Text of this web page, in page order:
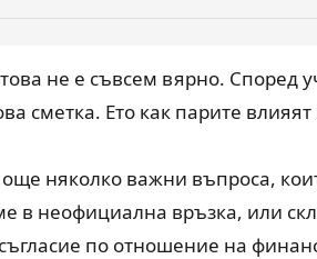
това не е съвсем вярно. Според
сметка. Ето как парите влияят
няколко важни въпроса,
в неофициална връзка, или
по отношение на